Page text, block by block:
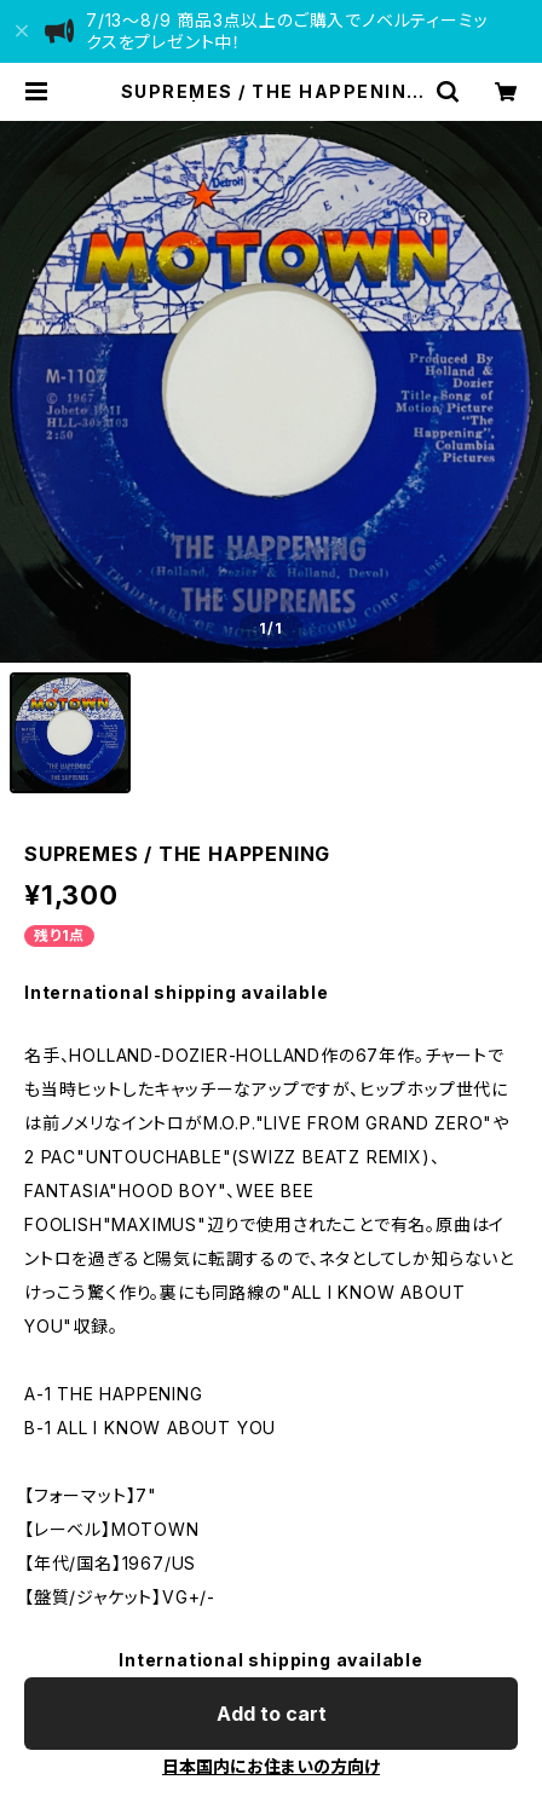
7/13〜8/9 商品3点以上のご購入でノベルティーミッ
クスをプレゼント中！
SUPREMES / THE HAPPENING
1/1
SUPREMES / THE HAPPENING
¥1,300
残り1点
International shipping available
名手、HOLLAND-DOZIER-HOLLAND作の67年作。チャートで
も当時ヒットしたキャッチーなアップですが、ヒップホップ世代に
は前ノメリなイントロがM.O.P."LIVE FROM GRAND ZERO"や
2 PAC"UNTOUCHABLE"(SWIZZ BEATZ REMIX)、
FANTASIA"HOOD BOY"、WEE BEE
FOOLISH"MAXIMUS"辺りで使用されたことで有名。原曲はイ
ントロを過ぎると陽気に転調するので、ネタとしてしか知らないと
けっこう驚く作り。裏にも同路線の"ALL I KNOW ABOUT
YOU"収録。
A-1 THE HAPPENING
B-1 ALL I KNOW ABOUT YOU
【フォーマット】7"
【レーベル】MOTOWN
【年代/国名】1967/US
【盤質/ジャケット】VG+/-
International shipping available
Add to cart
日本国内にお住まいの方向け